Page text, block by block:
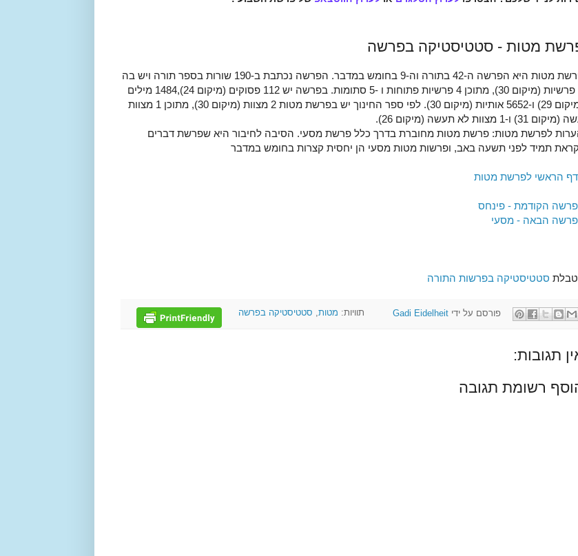
מטות - סטטיסטיקה בפרשה
פרשת מטות היא הפרשה ה-42 בתורה וה-9 בחומש במדבר. הפרשה נכתבת ב-190 שורות בספר תורה ויש בה
9 פרשיות (מיקום 30), מתוכן 4 פרשיות פתוחות ו -5 סתומות. בפרשה יש 112 פסוקים (מיקום 24),1484 מילים
(מיקום 29) ו-5652 אותיות (מיקום 30). לפי ספר החינוך יש בפרשת מטות 2 מצוות (מיקום 30), מתוכן 1 מצוות
31) ו-1 מצוות לא תעשה (מיקום 26).
לפרשת מטות: פרשת מטות מחוברת בדרך כלל פרשת מסעי. הסיבה לחיבור היא שפרשת דברים
תמיד לפני תשעה באב, ופרשות מטות מסעי הן יחסית קצרות בחומש במדבר
הראשי לפרשת מטות
הקודמת - פינחס
הבאה - מסעי
סטטיסטיקה בפרשות התורה
פורסם על ידי Gadi Eidelheit תוויות: מטות, סטטיסטיקה בפרשה
תגובות:
רשומת תגובה